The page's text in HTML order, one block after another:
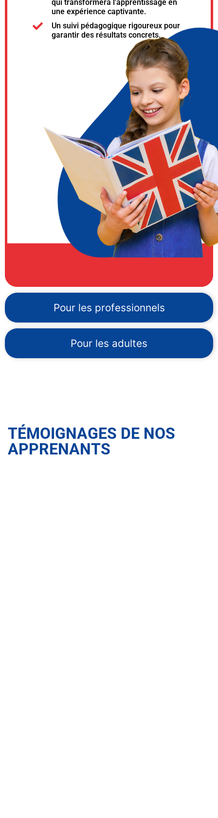
Pour les professionnels
Pour les adultes
qui transformera l'apprentissage en
une expérience captivante.
Un suivi pédagogique rigoureux pour
garantir des résultats concrets.
TÉMOIGNAGES DE NOS
APPRENANTS